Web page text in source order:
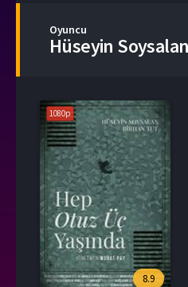
Oyuncu
Hüseyin Soysalan
1080p
8.9